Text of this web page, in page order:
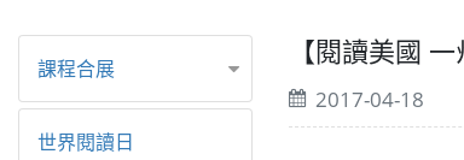
課程合展
世界閱讀日
【閱讀美國
2017-04-18